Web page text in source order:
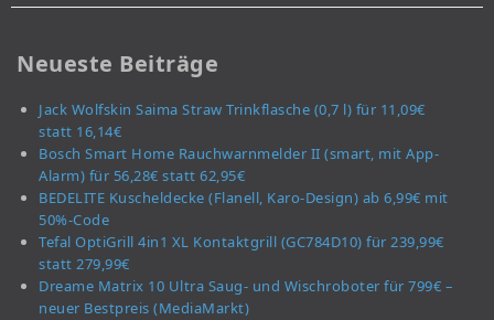
Neueste Beiträge
Jack Wolfskin Saima Straw Trinkflasche (0,7 l) für 11,09€
statt 16,14€
Bosch Smart Home Rauchwarnmelder II (smart, mit App-
Alarm) für 56,28€ statt 62,95€
BEDELITE Kuscheldecke (Flanell, Karo-Design) ab 6,99€ mit
50%-Code
Tefal OptiGrill 4in1 XL Kontaktgrill (GC784D10) für 239,99€
statt 279,99€
Dreame Matrix 10 Ultra Saug- und Wischroboter für 799€ –
neuer Bestpreis (MediaMarkt)